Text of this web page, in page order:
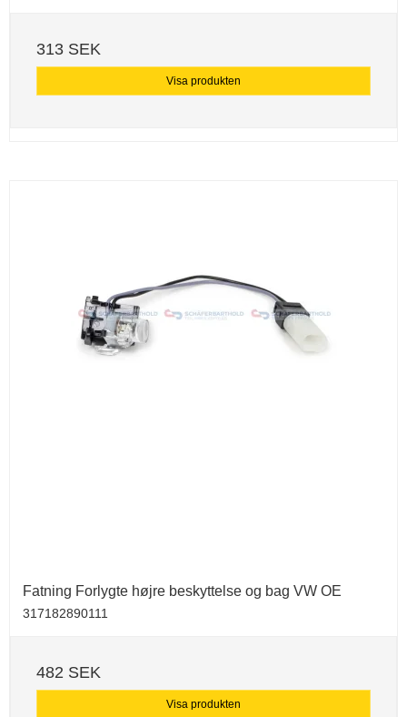
313 SEK
Visa produkten
Fatning Forlygte højre beskyttelse og bag VW OE
317182890111
482 SEK
Visa produkten